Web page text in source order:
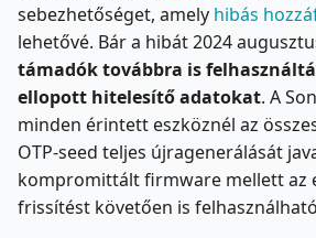
sebezhetőséget, amely hibás
lehetővé. Bár a hibát 2024
támadók továbbra is
ellopott hitelesítő adatokat. A
minden érintett eszköznél az
OTP-seed teljes újragenerálását
kompromittált firmware mellett az
frissítést követően is